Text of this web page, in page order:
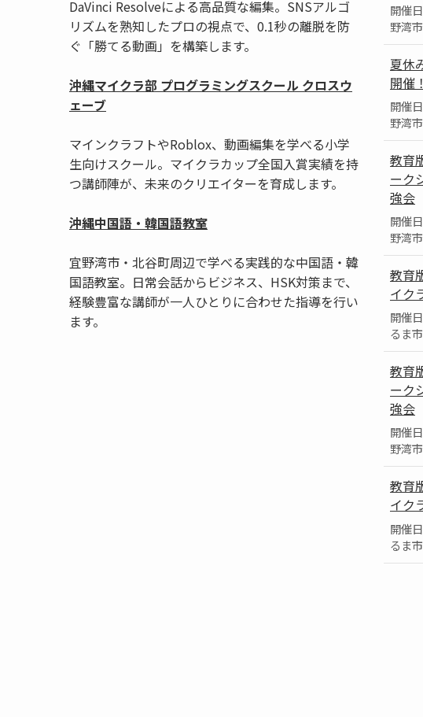
DaVinci Resolveによる高品質な編集。SNSアルゴ
リズムを熟知したプロの視点で、0.1秒の離脱を防
ぐ「勝てる動画」を構築します。
沖縄マイクラ部 プログラミングスクール クロスウ
ェーブ
マインクラフトやRoblox、動画編集を学べる小学
生向けスクール。マイクラカップ全国入賞実績を持
つ講師陣が、未来のクリエイターを育成します。
沖縄中国語・韓国語教室
宜野湾市・北谷町周辺で学べる実践的な中国語・韓
国語教室。日常会話からビジネス、HSK対策まで、
経験豊富な講師が一人ひとりに合わせた指導を行い
ます。
開催
野湾
夏休
開催！
開催
野湾
教育
ーク
強会
開催
野湾
教育
イク
開催
るま
教育
ーク
強会
開催
野湾
教育
イク
開催
るま